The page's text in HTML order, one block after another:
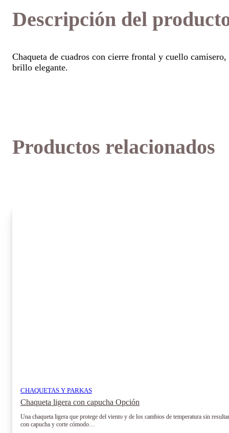
Descripción del
Chaqueta de cuadros con cierre frontal y cuello
brillo elegante.
Productos relacionados
CHAQUETAS Y PARKAS
Chaqueta ligera con capucha Opción
Una chaqueta ligera que protege del viento y de los cambios de temperatura sin
con capucha y corte cómodo…